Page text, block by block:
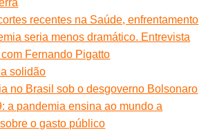
recentes na Saúde, enfrentamento
seria menos dramático. Entrevista
Fernando Pigatto
solidão
no Brasil sob o desgoverno Bolsonaro
a pandemia ensina ao mundo a
o gasto público